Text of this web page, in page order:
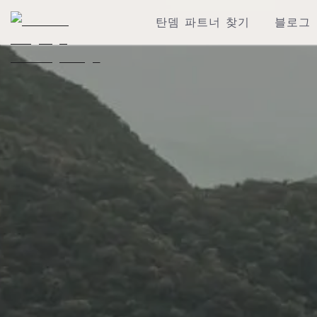
탄뎀 파트너 찾기 블로그